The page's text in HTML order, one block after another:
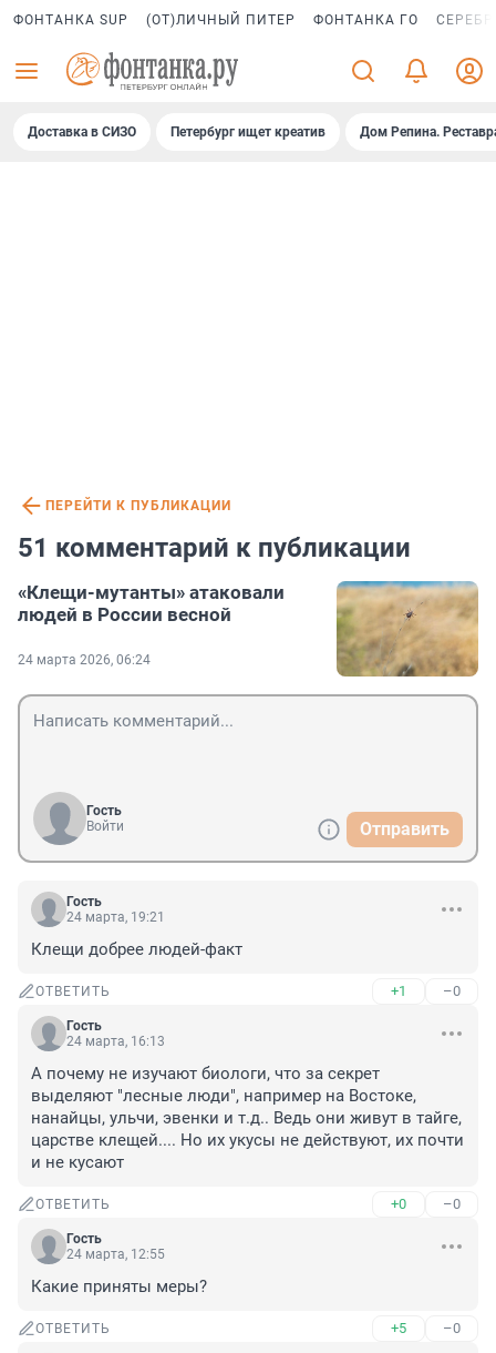
ФОНТАНКА SUP (ОТ)ЛИЧНЫЙ ПИТЕР ФОНТАНКА ГО
Доставка в СИЗО Петербург ищет креатив Дом Репина.
ПЕРЕЙТИ К ПУБЛИКАЦИИ
51 комментарий к публикации
«Клещи-мутанты» атаковали
людей в России весной
24 марта 2026, 06:24
Гость
Войти
Отправить
Гость
24 марта, 19:21
Клещи добрее людей-факт
ОТВЕТИТЬ +1 –0
Гость
24 марта, 16:13
А почему не изучают биологи, что за секрет
выделяют "лесные люди", например на Востоке,
нанайцы, ульчи, эвенки и т.д.. Ведь они живут в тайге,
царстве клещей.... Но их укусы не действуют, их почти
и не кусают
ОТВЕТИТЬ +0 –0
Гость
24 марта, 12:55
Какие приняты меры?
ОТВЕТИТЬ +5 –0